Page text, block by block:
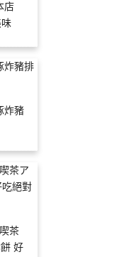
店
炸豬
茶
好